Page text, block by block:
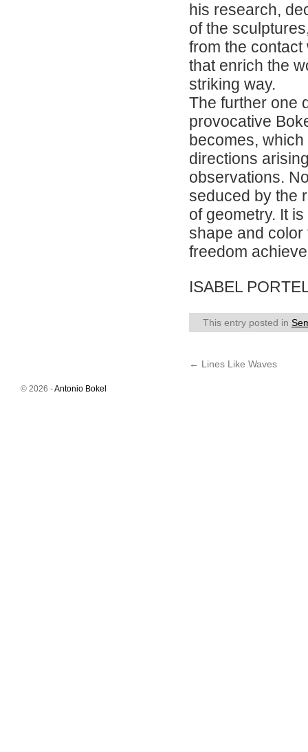
his research,
of the
from the
that enrich the
striking way.
The further one
provocative
becomes,
directions
observations.
seduced by the
of geometry. It
shape and color
freedom
ISABEL
This entry posted in
← Lines Like Waves
© 2026 -Antonio Bokel